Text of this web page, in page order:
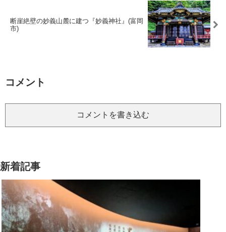
断崖絶壁の妙義山麓に建つ『妙義神社』(富岡
市)
コメント
コメントを書き込む
新着記事